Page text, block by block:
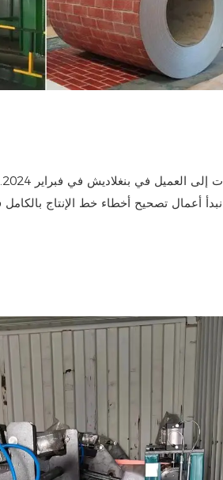
أعمال تصحيح أخطاء خط الإنتاج